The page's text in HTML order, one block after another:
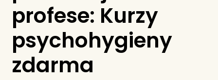
profese: Kurzy
psychohygieny
zdarma